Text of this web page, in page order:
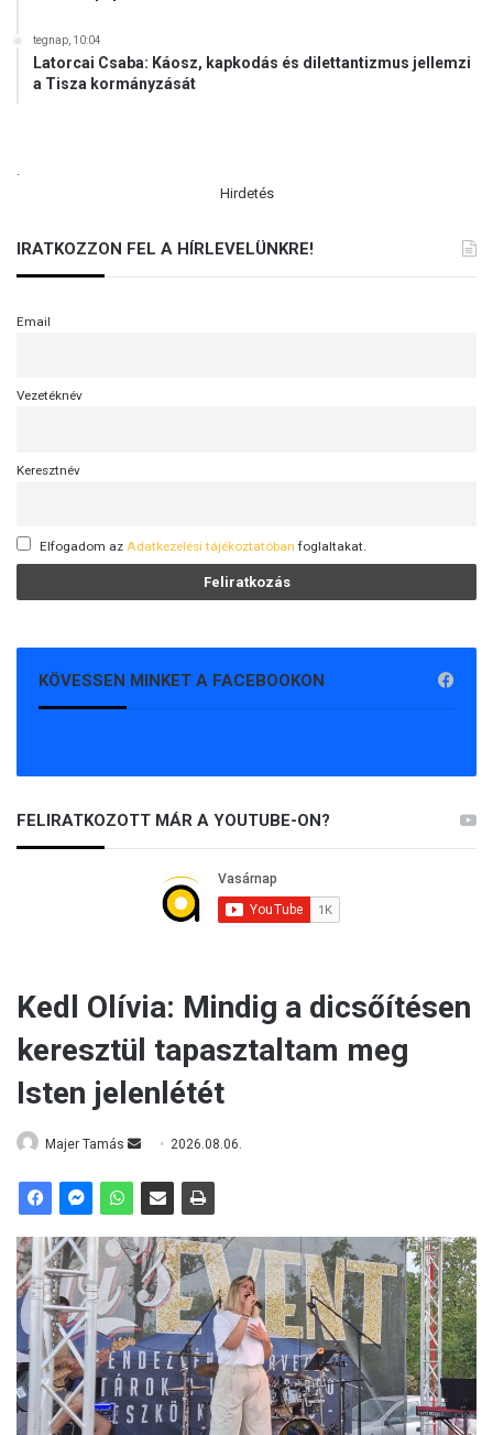
tegnap, 10:04
Latorcai Csaba: Káosz, kapkodás és dilettantizmus jellemzi
a Tisza kormányzását
Hirdetés
IRATKOZZON FEL A HÍRLEVELÜNKRE!
Email
Vezetéknév
Keresztnév
Elfogadom az Adatkezelési tájékoztatóban foglaltakat.
KÖVESSEN MINKET A FACEBOOKON
FELIRATKOZOTT MÁR A YOUTUBE-ON?